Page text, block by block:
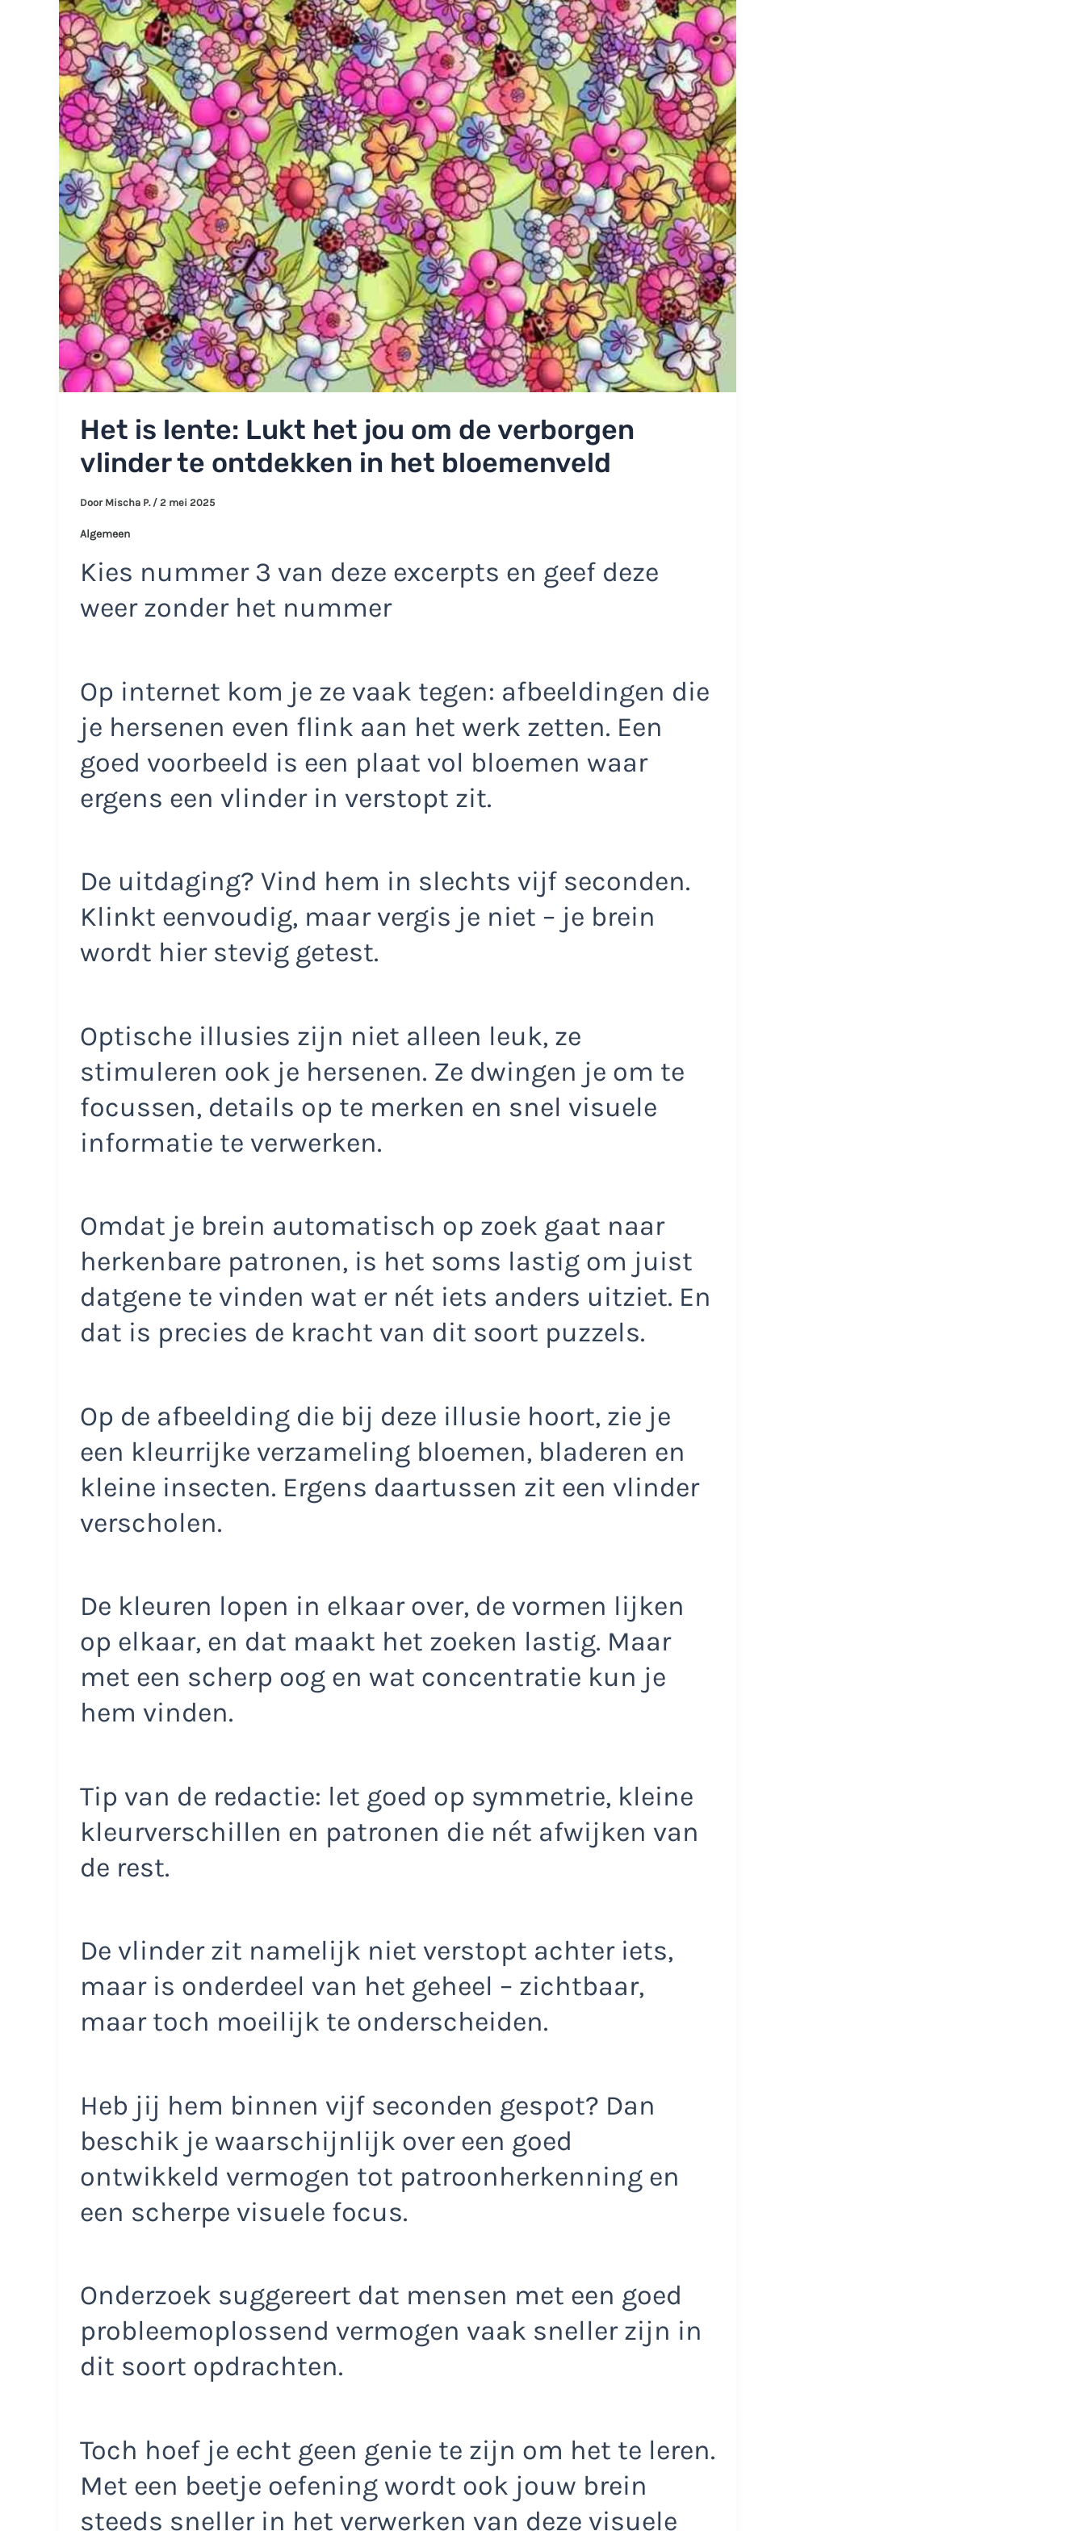
Het is lente: Lukt het jou om de verborgen
vlinder te ontdekken in het bloemenveld
Door Mischa P. / 2 mei 2025
Algemeen
Kies nummer 3 van deze excerpts en geef deze
weer zonder het nummer
Op internet kom je ze vaak tegen: afbeeldingen die
je hersenen even flink aan het werk zetten. Een
goed voorbeeld is een plaat vol bloemen waar
ergens een vlinder in verstopt zit.
De uitdaging? Vind hem in slechts vijf seconden.
Klinkt eenvoudig, maar vergis je niet – je brein
wordt hier stevig getest.
Optische illusies zijn niet alleen leuk, ze
stimuleren ook je hersenen. Ze dwingen je om te
focussen, details op te merken en snel visuele
informatie te verwerken.
Omdat je brein automatisch op zoek gaat naar
herkenbare patronen, is het soms lastig om juist
datgene te vinden wat er nét iets anders uitziet. En
dat is precies de kracht van dit soort puzzels.
Op de afbeelding die bij deze illusie hoort, zie je
een kleurrijke verzameling bloemen, bladeren en
kleine insecten. Ergens daartussen zit een vlinder
verscholen.
De kleuren lopen in elkaar over, de vormen lijken
op elkaar, en dat maakt het zoeken lastig. Maar
met een scherp oog en wat concentratie kun je
hem vinden.
Tip van de redactie: let goed op symmetrie, kleine
kleurverschillen en patronen die nét afwijken van
de rest.
De vlinder zit namelijk niet verstopt achter iets,
maar is onderdeel van het geheel – zichtbaar,
maar toch moeilijk te onderscheiden.
Heb jij hem binnen vijf seconden gespot? Dan
beschik je waarschijnlijk over een goed
ontwikkeld vermogen tot patroonherkenning en
een scherpe visuele focus.
Onderzoek suggereert dat mensen met een goed
probleemoplossend vermogen vaak sneller zijn in
dit soort opdrachten.
Toch hoef je echt geen genie te zijn om het te leren.
Met een beetje oefening wordt ook jouw brein
steeds sneller in het verwerken van deze visuele